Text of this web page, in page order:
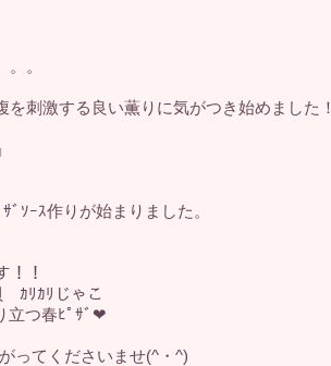
。
を刺激する良い薫りに気がつき始めました！
ﾞｿｰｽ作りが始まりました。
！！
ｶﾘｶﾘじゃこ
立つ春ﾋﾟｻﾞ❤
ってくださいませ(^・^)